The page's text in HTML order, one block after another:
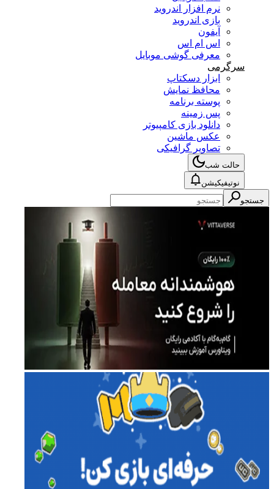
نرم افزار اندروید
بازی اندروید
آیفون
اس ام اس
معرفی گوشی موبایل
سرگرمی
ابزار دسکتاپ
محافظ نمایش
پوسته برنامه
پس زمینه
دانلود بازی کامپیوتر
عکس ماشین
تصاویر گرافیکی
حالت شب
نوتیفیکیشن